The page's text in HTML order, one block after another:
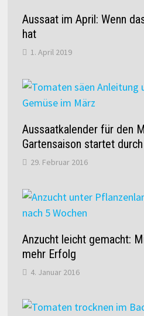
Aussaat im April: Wenn
hat
1. April 2019
Aussaatkalender für den
Gartensaison startet durch
29. Februar 2016
Anzucht leicht gemacht:
mehr Erfolg
4. Januar 2016